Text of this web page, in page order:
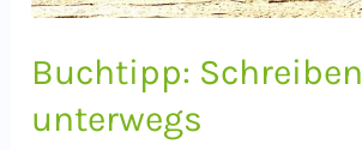
Buchtipp: Schreiben
unterwegs